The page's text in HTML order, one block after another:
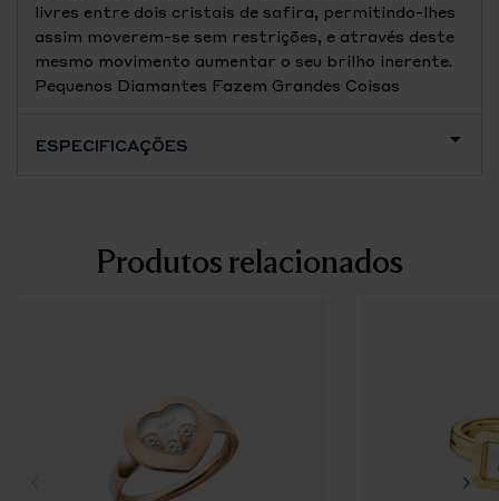
livres entre dois cristais de safira, permitindo-lhes
assim moverem-se sem restrições, e através deste
mesmo movimento aumentar o seu brilho inerente.
Pequenos Diamantes Fazem Grandes Coisas
ESPECIFICAÇÕES
Produtos relacionados